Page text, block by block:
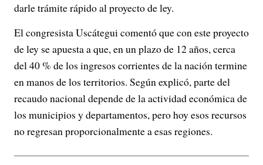
darle trámite rápido al proyecto de ley.
El congresista Uscátegui comentó que con este proyecto
de ley se apuesta a que, en un plazo de 12 años, cerca
del 40 % de los ingresos corrientes de la nación termine
en manos de los territorios. Según explicó, parte del
recaudo nacional depende de la actividad económica de
los municipios y departamentos, pero hoy esos recursos
no regresan proporcionalmente a esas regiones.